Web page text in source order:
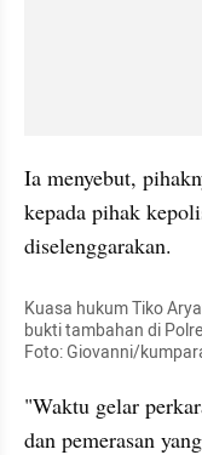
Ia menyebut,
kepada pihak
diselenggarakan.
Kuasa hukum Tiko
bukti tambahan di
Foto: Giovanni/
"Waktu gelar
dan pemerasan